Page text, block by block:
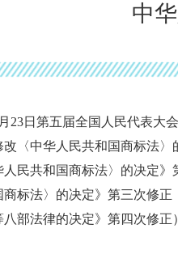
中
23日第五届全国人民代表大
〈中华人民共和国商标法
人民共和国商标法〉的决定
商标法〉的决定》第三次修
部法律的决定》第四次修正